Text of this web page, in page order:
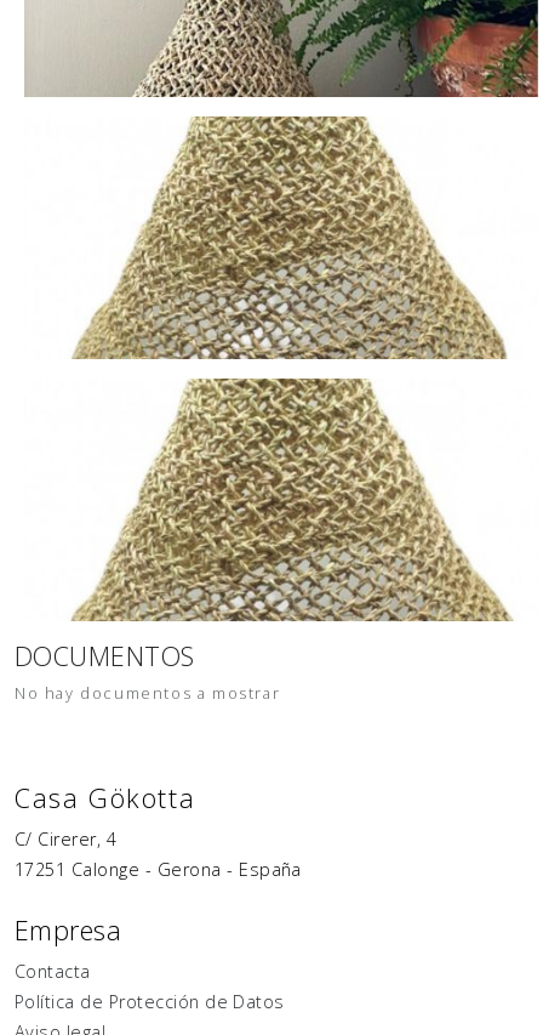
DOCUMENTOS
No hay documentos a mostrar
Casa Gökotta
C/ Cirerer, 4
17251 Calonge - Gerona - España
Empresa
Contacta
Política de Protección de Datos